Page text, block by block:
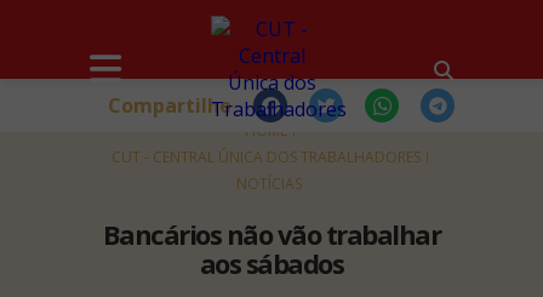
HOME
CUT - CENTRAL ÚNICA DOS TRABALHADORES
NOTÍCIAS
Bancários não vão trabalhar
aos sábados
Compartilhe